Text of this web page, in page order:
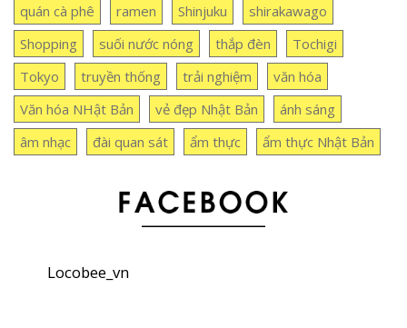
quán cà phê
ramen Shinjuku
shirakawago
Shopping
suối nước nóng thắp đèn
Tochigi
Tokyo
truyền thống trải nghiệm
văn hóa
Văn hóa NHật Bản
vẻ đẹp Nhật Bản
ánh sáng
âm nhạc
đài quan sát ẩm thực ẩm thực Nhật Bản
Locobee_vn